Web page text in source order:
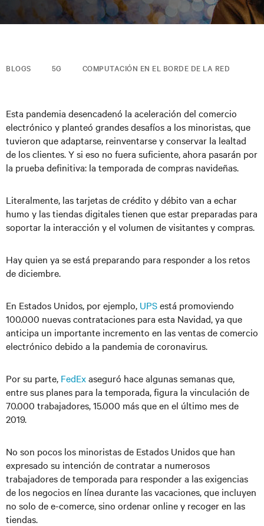
BLOGS 5G COMPUTACIÓN EN EL BORDE DE LA RED
Esta pandemia desencadenó la aceleración del comercio
electrónico y planteó grandes desafíos a los minoristas, que
tuvieron que adaptarse, reinventarse y conservar la lealtad
de los clientes. Y si eso no fuera suficiente, ahora pasarán por
la prueba definitiva: la temporada de compras navideñas.
Literalmente, las tarjetas de crédito y débito van a echar
humo y las tiendas digitales tienen que estar preparadas para
soportar la interacción y el volumen de visitantes y compras.
Hay quien ya se está preparando para responder a los retos
de diciembre.
En Estados Unidos, por ejemplo, UPSestá promoviendo
100.000 nuevas contrataciones para esta Navidad, ya que
anticipa un importante incremento en las ventas de comercio
electrónico debido a la pandemia de coronavirus.
Por su parte, FedExaseguró hace algunas semanas que,
entre sus planes para la temporada, figura la vinculación de
70.000 trabajadores, 15.000 más que en el último mes de
2019.
No son pocos los minoristas de Estados Unidos que han
expresado su intención de contratar a numerosos
trabajadores de temporada para responder a las exigencias
de los negocios en línea durante las vacaciones, que incluyen
no solo de e-comerce, sino ordenar online y recoger en las
tiendas.